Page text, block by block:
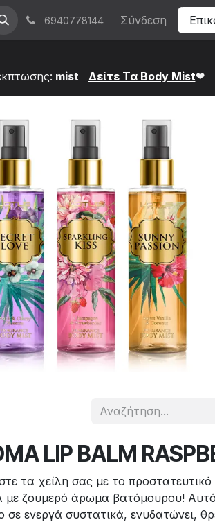
6940778144 Σύνδεση
mist Δείτε Τα Bod​y Mist❤
LIP BALM
τα χείλη σας με το
με ζουμερό άρωμα βατόμουρου!
σε ενεργά συστατικά, ενυδατώνει,